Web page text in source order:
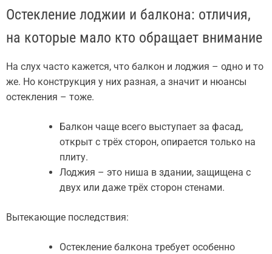
Остекление лоджии и балкона: отличия,
на которые мало кто обращает внимание
На слух часто кажется, что балкон и лоджия – одно и то
же. Но конструкция у них разная, а значит и нюансы
остекления – тоже.
Балкон чаще всего выступает за фасад,
открыт с трёх сторон, опирается только на
плиту.
Лоджия – это ниша в здании, защищена с
двух или даже трёх сторон стенами.
Вытекающие последствия:
Остекление балкона требует особенно